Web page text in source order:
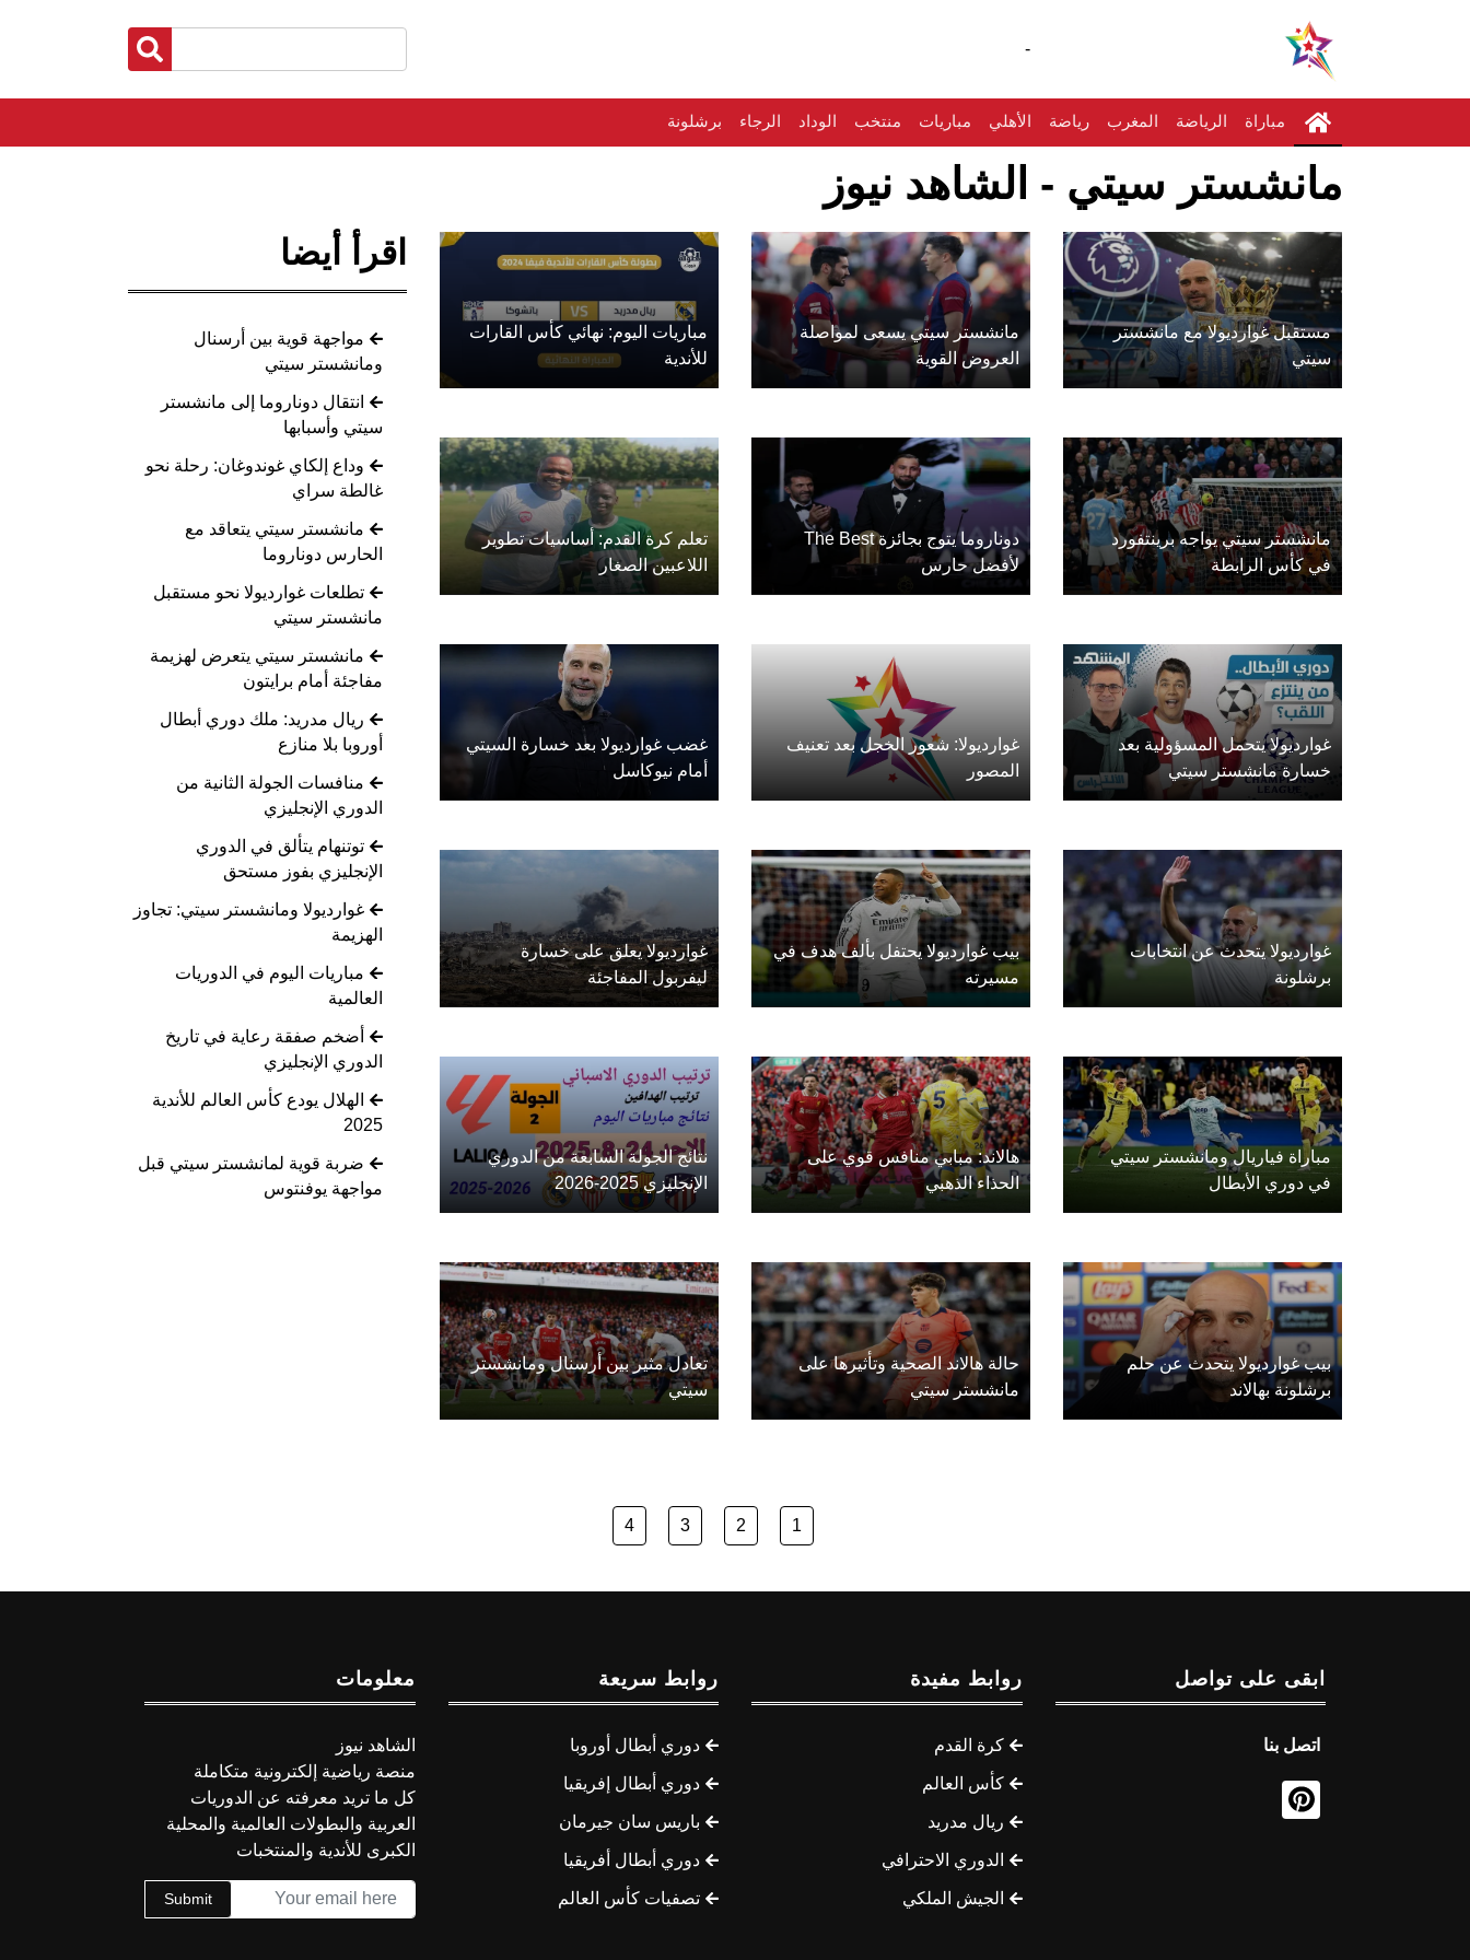
-
مباراة الرياضة المغرب رياضة الأهلي مباريات منتخب الوداد الرجاء برشلونة
مانشستر سيتي - الشاهد نيوز
مستقبل غوارديولا مع مانشستر
سيتي
مانشستر سيتي يسعى لمواصلة
العروض القوية
مباريات اليوم: نهائي كأس القارات
للأندية
مانشستر سيتي يواجه برينتفورد
في كأس الرابطة
دوناروما يتوج بجائزة The Best
لأفضل حارس
تعلم كرة القدم: أساسيات تطوير
اللاعبين الصغار
غوارديولا يتحمل المسؤولية بعد
خسارة مانشستر سيتي
غوارديولا: شعور الخجل بعد تعنيف
المصور
غضب غوارديولا بعد خسارة السيتي
أمام نيوكاسل
غوارديولا يتحدث عن انتخابات
برشلونة
بيب غوارديولا يحتفل بألف هدف في
مسيرته
غوارديولا يعلق على خسارة
ليفربول المفاجئة
مباراة فياريال ومانشستر سيتي
في دوري الأبطال
هالاند: مبابي منافس قوي على
الحذاء الذهبي
نتائج الجولة السابعة من الدوري
الإنجليزي 2025-2026
بيب غوارديولا يتحدث عن حلم
برشلونة بهالاند
حالة هالاند الصحية وتأثيرها على
مانشستر سيتي
تعادل مثير بين أرسنال ومانشستر
سيتي
اقرأ أيضا
مواجهة قوية بين أرسنال
ومانشستر سيتي
انتقال دوناروما إلى مانشستر
سيتي وأسبابها
وداع إلكاي غوندوغان: رحلة نحو
غالطة سراي
مانشستر سيتي يتعاقد مع
الحارس دوناروما
تطلعات غوارديولا نحو مستقبل
مانشستر سيتي
مانشستر سيتي يتعرض لهزيمة
مفاجئة أمام برايتون
ريال مدريد: ملك دوري أبطال
أوروبا بلا منازع
منافسات الجولة الثانية من
الدوري الإنجليزي
توتنهام يتألق في الدوري
الإنجليزي بفوز مستحق
غوارديولا ومانشستر سيتي: تجاوز
الهزيمة
مباريات اليوم في الدوريات
العالمية
أضخم صفقة رعاية في تاريخ
الدوري الإنجليزي
الهلال يودع كأس العالم للأندية
2025
ضربة قوية لمانشستر سيتي قبل
مواجهة يوفنتوس
1
2
3
4
ابقى على تواصل
اتصل بنا
روابط مفيدة
كرة القدم
كأس العالم
ريال مدريد
الدوري الاحترافي
الجيش الملكي
روابط سريعة
دوري أبطال أوروبا
دوري أبطال إفريقيا
باريس سان جيرمان
دوري أبطال أفريقيا
تصفيات كأس العالم
معلومات
الشاهد نيوز
منصة رياضية إلكترونية متكاملة
كل ما تريد معرفته عن الدوريات
العربية والبطولات العالمية والمحلية
الكبرى للأندية والمنتخبات
Submit